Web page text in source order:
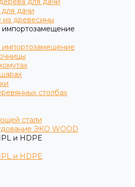
дачи
древесины
столбах
стали
ЭКО WOOD
и HDPE
и HDPE